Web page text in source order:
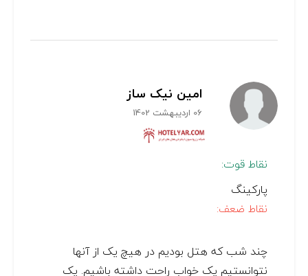
امین نیک ساز
06 اردیبهشت 1402
نقاط قوت:
پارکینگ
نقاط ضعف:
چند شب که هتل بودیم در هیچ یک از آنها
نتوانستیم یک خواب راحت داشته باشیم. یک